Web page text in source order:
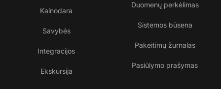
Kainodara
Savybės
Integracijos
Ekskursija
Duomenų perkėlimas
Sistemos būsena
Pakeitimų žurnalas
Pasiūlymo prašymas